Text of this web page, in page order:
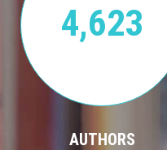
4,623
AUTHORS